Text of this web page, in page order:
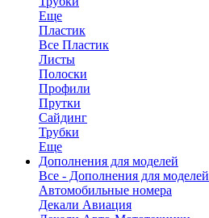
Еще
Пластик
Все Пластик
Листы
Полоски
Профили
Прутки
Сайдинг
Трубки
Еще
Дополнения для моделей
Все - Дополнения для моделей
Автомобильные номера
Декали Авиация